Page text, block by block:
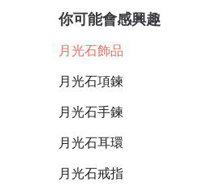
你可能會感興趣
月光石飾品
月光石項鍊
月光石手鍊
月光石耳環
月光石戒指